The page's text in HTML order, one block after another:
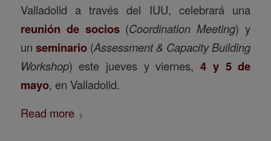
Valladolid a través del IUU, celebrará una
reunión de socios(Coordination Meeting) y
un seminario(Assessment & Capacity Building
Workshop) este jueves y viernes,4 y 5 de
mayo, en Valladolid.
Read more